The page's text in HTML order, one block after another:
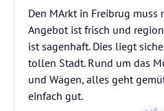
Den MArkt in Freibrug muss
Angebot ist frisch und
ist sagenhaft. Dies liegt
tollen Stadt. Rund um das
und Wägen, alles geht
einfach gut.